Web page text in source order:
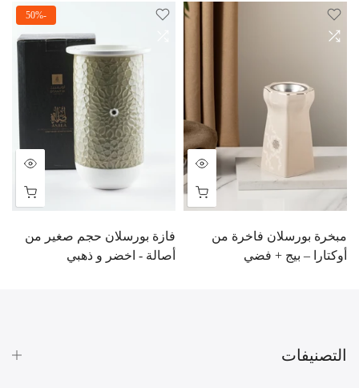
مبخرة بورسلان فاخرة من
أوكتارا – بيج + فضي
-50%
فازة بورسلان حجم صغير من
أصالة - اخضر و ذهبي
التصنيفات